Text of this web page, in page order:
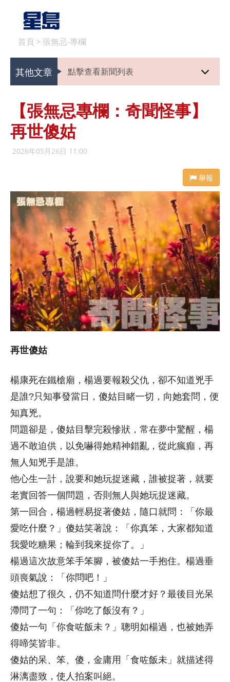
首頁 > 張無忌-專欄
其他文章 點擊查看新聞列表
【張無忌專欄：奇聞怪事】
再世傻姑
2026年05月26日 11:00
舉報
再世傻姑
楊康死在鐵槍廟，楊過要報殺父仇，卻不知道兇手
是誰?只知事發當日，傻姑目睹一切，向她套問，便
知真兇。
問題卻是，傻姑目擊完殺慘狀，常在夢中驚醒，楊
過不敢迫供，以免嚇得她精神錯亂，從此瘋癲，再
無人知兇手是誰。
他心生一計，說要和她玩捉迷藏，誰被捉著，就要
老實回答一個問題，否則無人與她玩捉迷藏。
第一回合，楊過輕易捉著傻姑，隨口就問：「你最
愛吃什麼？」傻姑笑著說：「你真笨，大家都知道
我愛吃糖果；輪到我來捉你了。」
楊過這次故意笨手笨腳，被傻姑一手抱住。楊過垂
頭喪氣說：「你問吧！」
傻姑想了很久，仍不知道問什麼才好？最後目光呆
滯問了一句：「你吃了飯沒有？」
傻姑一句「你食咗飯未？」聰明如楊過，也被她弄
得啼笑皆非。
傻姑的呆、笨、傻，金庸用「食咗飯未」就描述得
淋漓盡致，使人拍案叫絕。